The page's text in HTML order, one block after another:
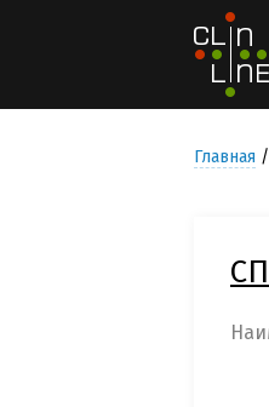
Главная